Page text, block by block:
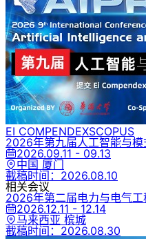
EI COMPENDEXSCOPUS
2026年第九届人工智能与模
2026.09.11 - 09.13
中国 厦门
截稿时间： 2026.08.10
相关会议
2026年第二届电力与电气工
2026.12.11 - 12.14
马来西亚 槟城
截稿时间： 2026.08.30